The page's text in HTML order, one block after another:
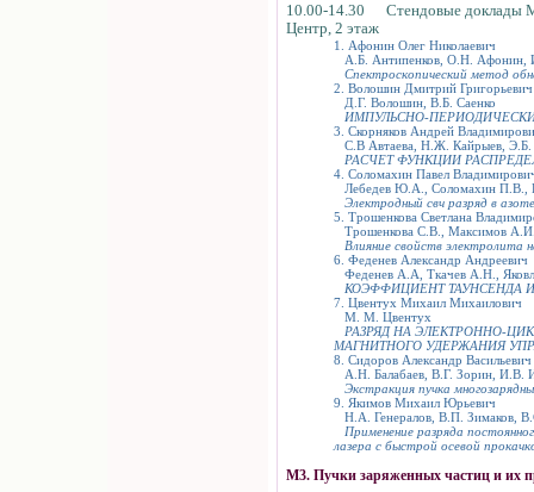
10.00-14.30 Стендовые доклады
Центр, 2 этаж
1. Афонин Олег Николаевич
А.Б. Антипенков, О.Н. Афонин,
Спектроскопический метод
2. Волошин Дмитрий Григорьевич
Д.Г. Волошин, В.Б. Саенко
ИМПУЛЬСНО-
3. Скорняков Андрей
С.В Автаева, Н.Ж. Кайрыев, Э.Б.
РАСЧЕТ ФУНКЦИИ
4. Соломахин Павел
Лебедев Ю.А., Соломахин П.В.,
Электродный свч разряд в
5. Трошенкова Светлана
Трошенкова С.В., Максимов
Влияние свойств электролита
6. Феденев Александр Андреевич
Феденев А.А, Ткачев А.Н.,
КОЭФФИЦИЕНТ ТАУНСЕНДА
7. Цвентух Михаил Михаилович
М. М. Цвентух
РАЗРЯД НА ЭЛЕКТРОННО-
МАГНИТНОГО УДЕРЖАНИЯ
8. Сидоров Александр Васильевич
А.Н. Балабаев, В.Г. Зорин, И.В.
Экстракция пучка
9. Якимов Михаил Юрьевич
Н.А. Генералов, В.П. Зимаков,
Применение разряда
лазера с быстрой осевой
М3. Пучки заряженных частиц и их